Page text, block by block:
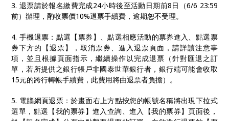
3. 退票請於報名繳費完成24小時後至活動日期前8日（6/6 23:59
前）辦理，酌收票價10%退票手續費，逾期恕不受理。
4. 手機退票：點選【票券】、點選相應活動的票券進入、點選票
券下方的【退票】，取消票券、進入退票頁面，請詳讀注意事
項，並且根據頁面指示，繼續操作以完成退票（針對匯退之訂
單，若所提供之銀行帳戶非國泰世華銀行者，銀行端可能會收取
15元的跨行轉帳手續費，此費用將由退票者負擔）。
5. 電腦網頁退票：於畫面右上方點按您的帳號名稱將出現下拉式
選單，點選【我的票券】進入查詢、進入【我的票券】頁面後，